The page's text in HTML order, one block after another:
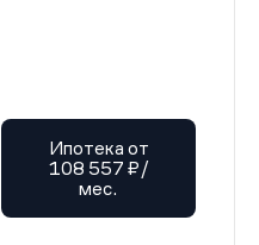
Ипотека от
108 557 ₽/
мес.